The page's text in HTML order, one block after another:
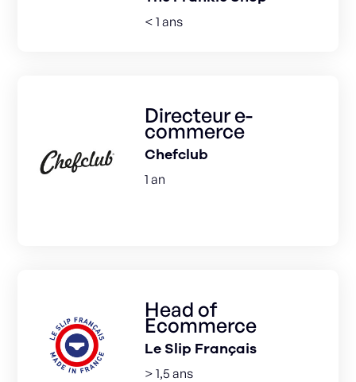
< 1 ans
Directeur e-
commerce
Chefclub
1 an
Head of
Ecommerce
Le Slip Français
> 1,5 ans